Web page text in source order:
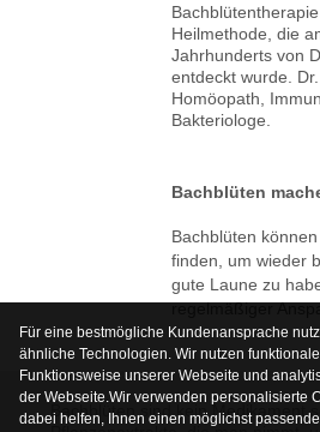
Heilmethode, die
Jahrhunderts von
entdeckt wurde.
Homöopath,
Bakteriologe.
Bachblüten
Bachblüten
finden, um wieder
gute Laune zu
regelmäßiger
Bachblüten sind kein Medikament
Für eine bestmögliche Kundenansprache
ähnliche Technologien. Wir nutzen
Funktionsweise unserer Webseite und
der Webseite.Wir verwenden personalisierte
dabei helfen, Ihnen einen möglichst